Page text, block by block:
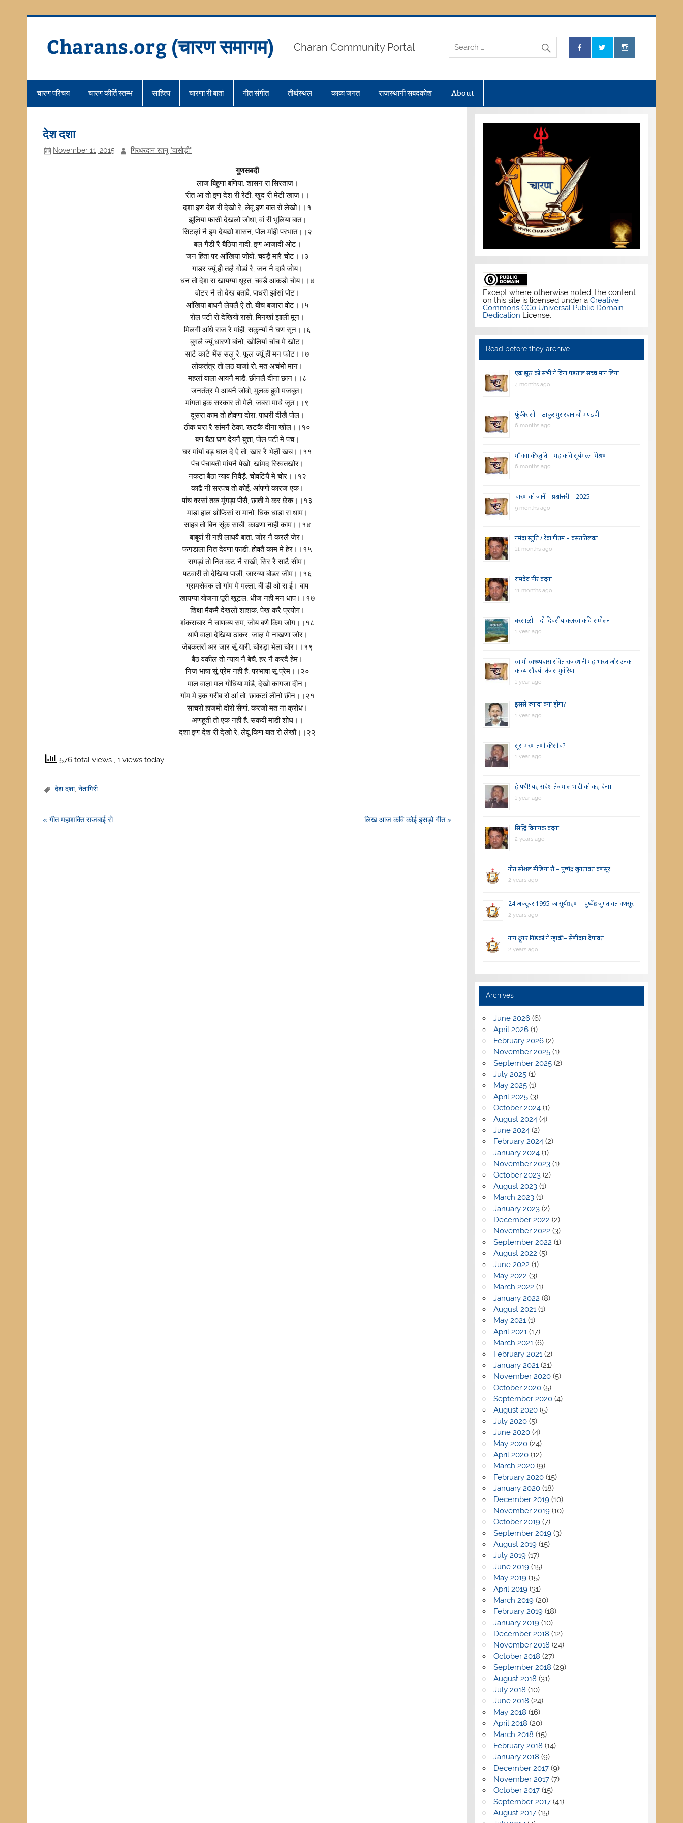
Charans.org (चारण समागम) Charan Community Portal
चारण परिचय चारण कीर्ति स्तम्भ साहित्य चारणा री बातां गीत संगीत तीर्थस्थल काव्य जगत राजस्थानी सबदकोश About
देश दशा
November 11, 2015 गिरधरदान रतनू "दासोड़ी"
गुणसबदी
लाज बिहूणा बणिया, शासन रा सिरताज।
रीत आं तो इण देश री रेटी, खुद री मेटी खाज।।
दशा इण देश री देखो रे, लेवूं इण बात रो लेखो।।१
झूलिया फासी देखलो जोधा, वां री भूलिया बात।
सिटल़ां नै इम देयद्यो शासन, पोल मांही परभात।।२
बल़ गैडी रै बैठिया गादी, इण आजादी ओट।
जन हितां पर आंखियां जोवो, चवड़ै मारै चोट।।३
गाडर ज्यूं ही तल़ै गोडां रै, जन नै दाबै जोय।
धन तो देश रा खायग्या धूरत, चवडै आकड़ो चोय।।४
वोटर नै तो देख बतावै, पाधरी झांसां पोट।
आंखियां बांधनै लेयलै ऐ तो, बीच बजारां वोट।।५
रोल़ पटी रो देखियो रासो, मिनखां झाली मून।
मिलगी आंधै राज रै मांही, सकुन्यां नै घण सून।।६
बुगलै ज्यूं धारणो बांनो, खोलियां चांच मे खोट।
साटै काटै भैंस सल़ू रै, फूल ज्यूं ही मन फोट।।७
लोकतंत्र तो लठ बाजां रो, मत अचंभो मान।
महलां वाल़ा आयनै माडै, छीनलै दीनां छान।।८
जनतंत्र मे आयनै जोवो, मुलक हूवो मजबूत।
मांगता हक सरकार तो मेलै, जबरा माथै जूत।।९
दूसरा काम तो होवणा दोरा, पाधरी दीखै पोल।
ठीक घरां रै सांमनै ठेका, खटकै दीना खोल।।१०
बण बैठा घण देयनै बुत्ता, पोल पटी मे पंच।
घर मांयां बड़ घाल दे ऐ तो, खार रै भेल़ी खच।।११
पंच पंचायती मांयनै पेखो, खांमद रिस्वतखोर।
नकटा बैठा न्याव निवैड़ै, चोवटियै मे चोर।।१२
काढै नी सरपंच तो कोई, आंपणो कारज एक।
पांच वरसां तक मूंगड़ा पीसै, छाती मे कर छेक।।१३
माड़ा हाल ओफिसां रा मानो, धिक धाड़ा रा धाम।
साहब तो बिन सूंक साची, काढणा नाही काम।।१४
बाबुवां री नही लाधवै बातां, जोर नै करलै जेर।
फगडाला नित देवणा फाडी, होवतै काम मे हेर।।१५
रागड़ां तो नित कट नै राखी, सिर रै साटै सीम।
पटवारी तो देखिया पाजी, जारग्या बोडर जीम।।१६
ग्रामसेवक तो गांम मे मल्ला, बी डी ओ रा ई। बाप
खायग्या योजना पूरी खूटल, धीज नही मन धाप।।१७
शिक्षा मैकमै देखलो शाशक, पेख करै प्रयोग।
शंकराचार नै चाणक्य सम, जोय बणै किम जोग।।१८
थाणै वाल़ा देखिया ठाकर, जाल़ मे नाखणा जोर।
जेबकतरां अर जार सूं यारी, चोरड़ा भेल़ा चोर।।१९
बैठ वकील तो न्याय नै बेचै, हर नै करदै हेम।
निज भाषा सूं प्रेम नही है, परभाषा सूं प्रेम।।२०
माल वाल़ा मल गोधिया मांडै, देखो कागजा दीन।
गांम मे हक गरीब रो आं तो, छाकटां लीनो छीन।।२१
साचरो हाजमो दोरो सैणां, करजो मत ना क्रोध।
अणहूती तो एक नही है, सकवी मांडी शोध।।
दशा इण देश री देखो रे, लेवूं किण बात रो लेखौ।।२२
576 total views , 1 views today
देश दशा,नेतागिरी
Post
« गीत महाशक्ति राजबाई रो लिख आज कवि कोई इसड़ो गीत »
Except where otherwise noted, the content
on this site is licensed under a Creative
Commons CC0 Universal Public Domain
Dedication License.
Read before they archive
एक झूठ को सभी ने बिना पड़ताल सच्च मान लिया
4 months ago
फूंफी रासो – ठाकुर मुरारदान जी मण्डपी
6 months ago
माँ गंगा की स्तुति – महाकवि सूर्यमल्ल मिश्रण
6 months ago
चारण को जानें – प्रश्नोत्तरी – 2025
9 months ago
नर्मदा स्तुति / रेवा गीतम – वसंततिलका
11 months ago
रामदेव पीर वंदना
11 months ago
बरसाळो – दो दिवसीय कलरव कवि-सम्मेलन
1 year ago
स्वामी स्वरूपदास रचित राजस्थानी महाभारत और उनका
काव्य सौंदर्य–तेजस मुंगेरिया
1 year ago
इससे ज्यादा क्या होगा?
1 year ago
सूरां मरण तणो की सोच?
1 year ago
हे पंथी! यह संदेश तेजमाल भाटी को कह देना।
1 year ago
सिद्धि विनायक वंदना
2 years ago
गीत सोशल मीडिया रौ – पुष्पेंद्र जुगतावत वणसूर
2 years ago
24 अक्टूबर 1995 का सूर्यग्रहण – पुष्पेंद्र जुगतावत वणसूर
2 years ago
गाय दूय’र गिंडकां ने न्हाकी – सेणीदान देपावत
2 years ago
Archives
June 2026(6)
April 2026(1)
February 2026(2)
November 2025(1)
September 2025(2)
July 2025(1)
May 2025(1)
April 2025(3)
October 2024(1)
August 2024(4)
June 2024(2)
February 2024(2)
January 2024(1)
November 2023(1)
October 2023(2)
August 2023(1)
March 2023(1)
January 2023(2)
December 2022 (2)
November 2022 (3)
September 2022 (1)
August 2022 (5)
June 2022 (1)
May 2022 (3)
March 2022 (1)
January 2022 (8)
August 2021(1)
May 2021(1)
April 2021(17)
March 2021(6)
February 2021(2)
January 2021(21)
November 2020(5)
October 2020(5)
September 2020(4)
August 2020(5)
July 2020(5)
June 2020(4)
May 2020(24)
April 2020(12)
March 2020(9)
February 2020(15)
January 2020(18)
December 2019(10)
November 2019(10)
October 2019(7)
September 2019(3)
August 2019(15)
July 2019(17)
June 2019(15)
May 2019(15)
April 2019(31)
March 2019(20)
February 2019(18)
January 2019(10)
December 2018 (12)
November 2018 (24)
October 2018 (27)
September 2018 (29)
August 2018 (31)
July 2018 (10)
June 2018 (24)
May 2018 (16)
April 2018 (20)
March 2018 (15)
February 2018 (14)
January 2018 (9)
December 2017(9)
November 2017(7)
October 2017(15)
September 2017(41)
August 2017(15)